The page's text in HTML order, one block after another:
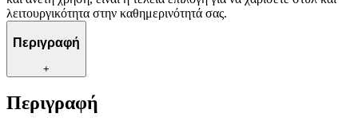
λειτουργικότητα στην καθημερινότητά σας.
Περιγραφή
+
Περιγραφή